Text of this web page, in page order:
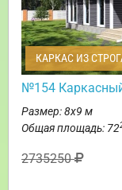
КАРКАС ИЗ
№154
Размер: 8х9 м
Общая площадь: 72
2735250